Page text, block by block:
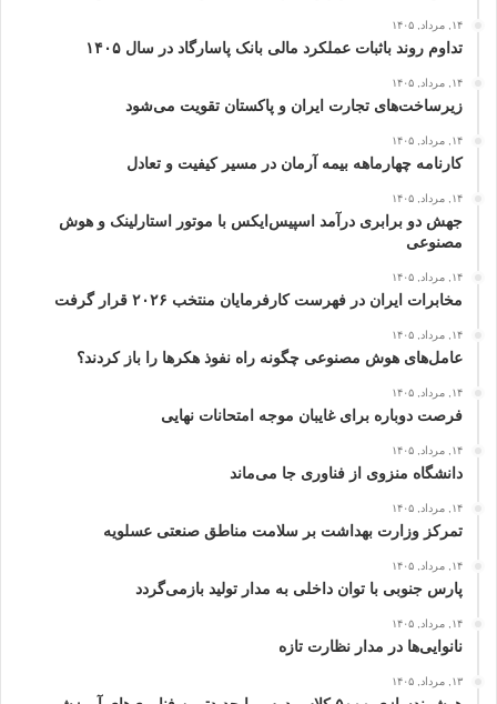
۱۴, مرداد, ۱۴۰۵
تداوم روند باثبات عملکرد مالی بانک پاسارگاد در سال ۱۴۰۵
۱۴, مرداد, ۱۴۰۵
زیرساخت‌های تجارت ایران و پاکستان تقویت می‌شود
۱۴, مرداد, ۱۴۰۵
کارنامه چهارماهه بیمه آرمان در مسیر کیفیت و تعادل
۱۴, مرداد, ۱۴۰۵
جهش دو برابری درآمد اسپیس‌ایکس با موتور استارلینک و هوش
مصنوعی
۱۴, مرداد, ۱۴۰۵
مخابرات ایران در فهرست کارفرمایان منتخب ۲۰۲۶ قرار گرفت
۱۴, مرداد, ۱۴۰۵
عامل‌های هوش مصنوعی چگونه راه نفوذ هکرها را باز کردند؟
۱۴, مرداد, ۱۴۰۵
فرصت دوباره برای غایبان موجه امتحانات نهایی
۱۴, مرداد, ۱۴۰۵
دانشگاه منزوی از فناوری جا می‌ماند
۱۴, مرداد, ۱۴۰۵
تمرکز وزارت بهداشت بر سلامت مناطق صنعتی عسلویه
۱۴, مرداد, ۱۴۰۵
پارس جنوبی با توان داخلی به مدار تولید بازمی‌گردد
۱۴, مرداد, ۱۴۰۵
نانوایی‌ها در مدار نظارت تازه
۱۳, مرداد, ۱۴۰۵